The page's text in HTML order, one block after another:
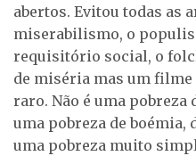
abertos. Evitou todas as
miserabilismo, o
requisitório social, o
de miséria mas um filme
raro. Não é uma pobreza
uma pobreza de
uma pobreza muito